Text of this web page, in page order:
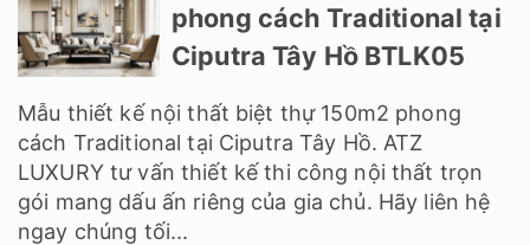
phong cách Traditional tại
Ciputra Tây Hồ BTLK05
Mẫu thiết kế nội thất biệt thự 150m2 phong
cách Traditional tại Ciputra Tây Hồ. ATZ
LUXURY tư vấn thiết kế thi công nội thất trọn
gói mang dấu ấn riêng của gia chủ. Hãy liên hệ
ngay chúng tối...